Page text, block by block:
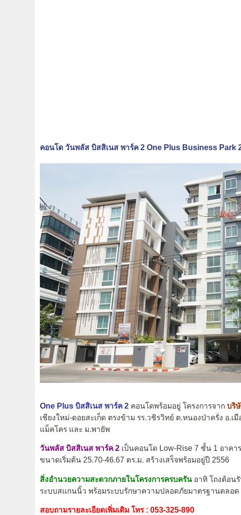
คอนโด วันพลัส บิสสิเนส พาร์ค 2 One Plus Business Park
One Plus บิสสิเนส พาร์ค 2 คอนโดพร้อมอยู่ โครงการจาก บริ
เชียงใหม่-ดอยสะเก็ด ตรงข้าม รร.วชิรวิทย์ ต.หนองป่าครั่ง อ.เ
แม็คโคร และ ม.พายัพ
วันพลัส บิสสิเนส พาร์ค 2 เป็นคอนโด Low-Rise 7 ชั้น 1 อาค
ขนาดเริ่มต้น 25.70-46.67 ตร.ม. สร้างเสร็จพร้อมอยู่ปี 2556
สิ่งอำนวยความสะดวกภายในโครงการครบครัน อาทิ โถงต้อน
ระบบสแกนนิ้ว พร้อมระบบรักษาความปลอดภัยมาตรฐานตลอด
สอบถามรายละเอียดเพิ่มเติม โทร : 053-325-890